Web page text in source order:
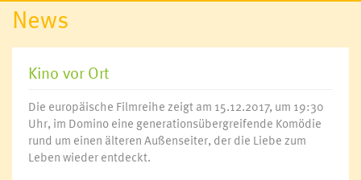
News
Kino vor Ort
Die europäische Filmreihe zeigt am 15.12.2017, um 19:30
Uhr, im Domino eine generationsübergreifende Komödie
rund um einen älteren Außenseiter, der die Liebe zum
Leben wieder entdeckt.